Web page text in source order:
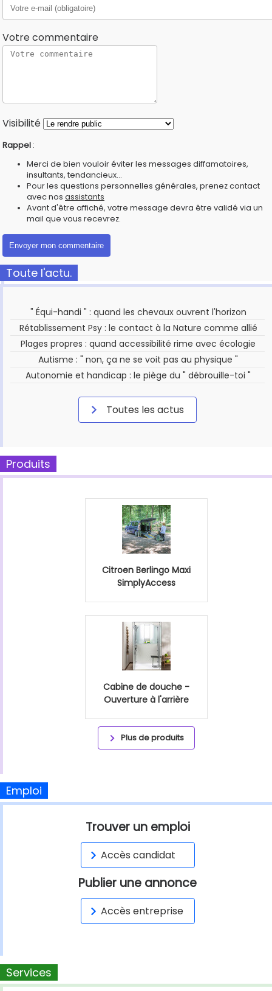
Votre commentaire
Visibilité
Rappel :
Merci de bien vouloir éviter les messages diffamatoires,
insultants, tendancieux...
Pour les questions personnelles générales, prenez contact
avec nos assistants
Avant d'être affiché, votre message devra être validé via un
mail que vous recevrez.
Toute l'actu.
" Équi-handi " : quand les chevaux ouvrent l'horizon
Rétablissement Psy : le contact à la Nature comme allié
Plages propres : quand accessibilité rime avec écologie
Autisme : " non, ça ne se voit pas au physique "
Autonomie et handicap : le piège du " débrouille-toi "
Toutes les actus
Produits
Citroen Berlingo Maxi
SimplyAccess
Cabine de douche -
Ouverture à l'arrière
Plus de produits
Emploi
Trouver un emploi
Accès candidat
Publier une annonce
Accès entreprise
Services